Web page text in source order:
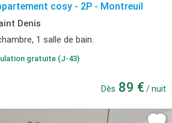
cosy - 2P - Montreuil
Denis
1 salle de bain.
gratuite (J-43)
Dès 89 € / nuit